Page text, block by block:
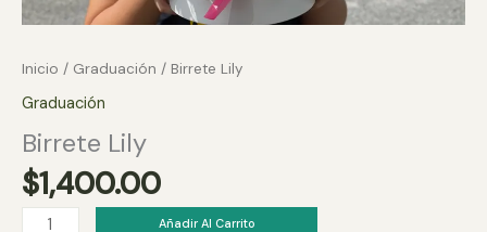
Inicio / Graduación / Birrete Lily
Graduación
Birrete Lily
$1,400.00
Birrete
Añadir Al Carrito